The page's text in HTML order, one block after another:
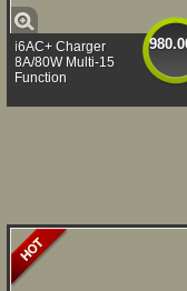
i6AC+ Charger
8A/80W Multi-15
Function